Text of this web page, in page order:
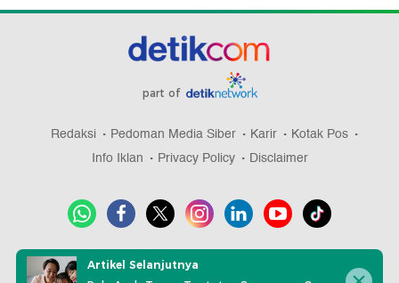
part of
Redaksi Pedoman Media Siber Karir
Kotak Pos
Info Iklan
Privacy Policy Disclaimer
Artikel Selanjutnya